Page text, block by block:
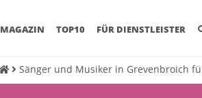
MAGAZIN (CURRENT)
TOP10 FÜR DIENSTLEISTER
Sänger und Musiker in Grevenbroich